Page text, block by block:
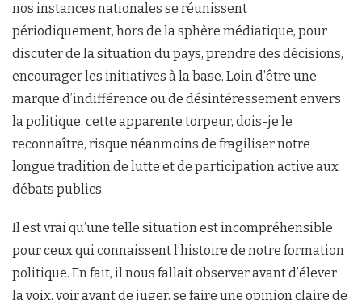
nos instances nationales se réunissent
périodiquement, hors de la sphère médiatique, pour
discuter de la situation du pays, prendre des décisions,
encourager les initiatives à la base. Loin d’être une
marque d’indifférence ou de désintéressement envers
la politique, cette apparente torpeur, dois-je le
reconnaître, risque néanmoins de fragiliser notre
longue tradition de lutte et de participation active aux
débats publics.
Il est vrai qu’une telle situation est incompréhensible
pour ceux qui connaissent l’histoire de notre formation
politique. En fait, il nous fallait observer avant d’élever
la voix, voir avant de juger, se faire une opinion claire de